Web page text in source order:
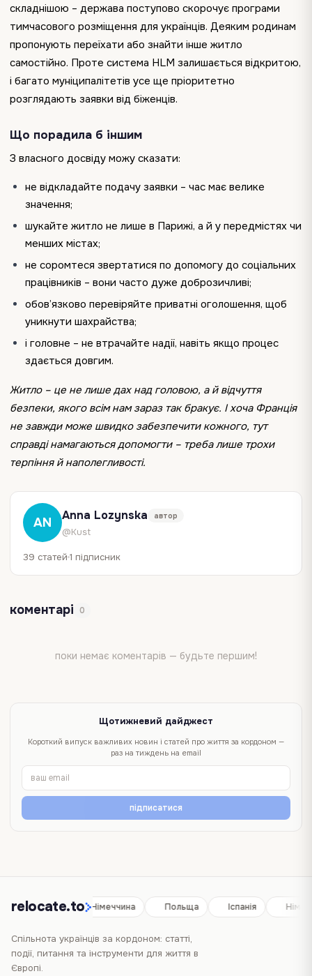
складнішою – держава поступово скорочує програми
тимчасового розміщення для українців. Деяким родинам
пропонують переїхати або знайти інше житло
самостійно. Проте система HLM залишається відкритою,
і багато муніципалітетів усе ще пріоритетно
розглядають заявки від біженців.
Що порадила б іншим
З власного досвіду можу сказати:
не відкладайте подачу заявки – час має велике
значення;
шукайте житло не лише в Парижі, а й у передмістях чи
менших містах;
не соромтеся звертатися по допомогу до соціальних
працівників – вони часто дуже доброзичливі;
обов’язково перевіряйте приватні оголошення, щоб
уникнути шахрайства;
і головне – не втрачайте надії, навіть якщо процес
здається довгим.
Житло – це не лише дах над головою, а й відчуття
безпеки, якого всім нам зараз так бракує. І хоча Франція
не завжди може швидко забезпечити кожного, тут
справді намагаються допомогти – треба лише трохи
терпіння й наполегливості.
AN Anna Lozynska автор
@Kust
39 статей 1 підписник
коментарі 0
поки немає коментарів — будьте першим!
Щотижневий дайджест
Короткий випуск важливих новин і статей про життя за кордоном —
раз на тиждень на email
підписатися
relocate.to
Іспанія Німеччина Польща Іспанія
Спільнота українців за кордоном: статті,
події, питання та інструменти для життя в
Європі.